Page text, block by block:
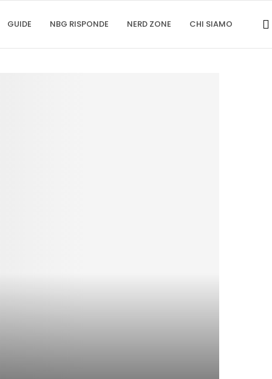
GUIDE NBG RISPONDE NERD ZONE CHI SIAMO